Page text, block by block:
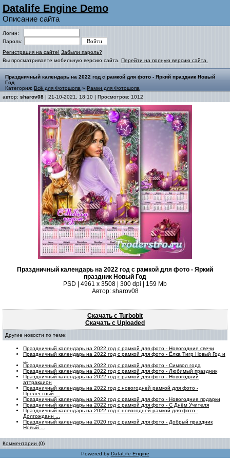
Datalife Engine Demo
Описание сайта
Логин:
Пароль:
Регистрация на сайте! Забыли пароль?
Вы просматриваете мобильную версию сайта. Перейти на полную версию сайта.
Праздничный календарь на 2022 год с рамкой для фото - Яркий праздник Новый
Год
Категория: Всё для Фотошопа » Рамки для Фотошопа
автор: sharov08 | 21-10-2021, 18:10 | Просмотров: 1012
Праздничный календарь на 2022 год с рамкой для фото - Яркий
праздник Новый Год
PSD | 4961 х 3508 | 300 dpi | 159 Mb
Автор: sharov08
Скачать с Turbobit
Скачать с Uploaded
Другие новости по теме:
Праздничный календарь на 2022 год с рамкой для фото - Новогодние свечи
Праздничный календарь на 2022 год с рамкой для фото - Ёлка Тигр Новый Год и
Праздничный календарь на 2022 год с рамкой для фото - Символ года
Праздничный календарь на 2022 год с рамкой для фото - Любимый праздник
Праздничный календарь на 2022 год с рамкой для фото - Новогодний
аттракцион
Праздничный календарь на 2022 год с новогодней рамкой для фото -
Прелестный ...
Праздничный календарь на 2022 год с рамкой для фото - Новогодние подарки
Праздничный календарь на 2022 год с рамкой для фото - С Днём Учителя
Праздничный календарь на 2022 год с новогодней рамкой для фото -
Долгожданн ...
Праздничный календарь на 2020 год с рамкой для фото - Добрый праздник
Новый ...
Комментарии (0)
Powered by DataLife Engine